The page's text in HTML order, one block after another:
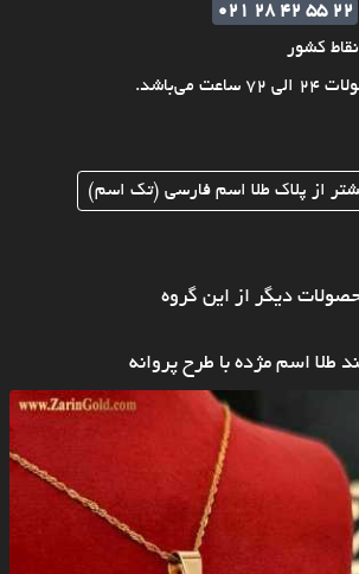
021 28 42 55 22
کشور
از پلاک طلا اسم فارسی (تک اسم)
دیگر از این گروه
طلا اسم مژده با طرح پروانه